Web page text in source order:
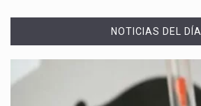
NOTICIAS DEL DÍA